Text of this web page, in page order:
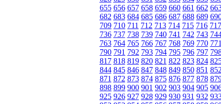
655 656 657 658 659 660 661 662
682 683 684 685 686 687 688 689
709 710 711 712 713 714 715 716 717
736 737 738 739 740 741 742 743
763 764 765 766 767 768 769 770
790 791 792 793 794 795 796 797
817 818 819 820 821 822 823 824
844 845 846 847 848 849 850 851
871 872 873 874 875 876 877 878
898 899 900 901 902 903 904 905
925 926 927 928 929 930 931 932